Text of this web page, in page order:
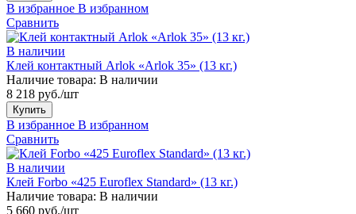
В избранное В избранном
Сравнить
В наличии
Клей контактный Arlok «Arlok 35» (13 кг.)
Наличие товара: В наличии
8 218 руб./шт
Купить
В избранное В избранном
Сравнить
В наличии
Клей Forbo «425 Euroflex Standard» (13 кг.)
Наличие товара: В наличии
5 660 руб./шт